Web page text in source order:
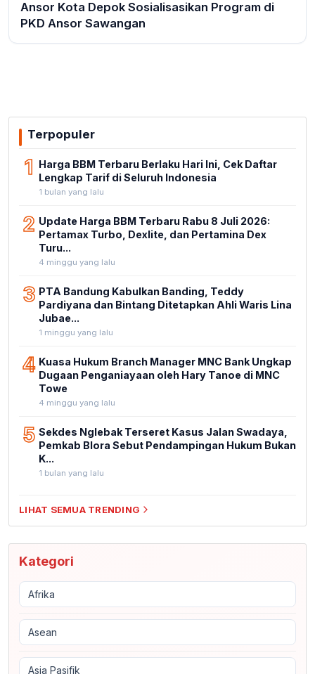
Ansor Kota Depok Sosialisasikan Program di
PKD Ansor Sawangan
Terpopuler
1 Harga BBM Terbaru Berlaku Hari Ini, Cek Daftar
Lengkap Tarif di Seluruh Indonesia
1 bulan yang lalu
2 Update Harga BBM Terbaru Rabu 8 Juli 2026:
Pertamax Turbo, Dexlite, dan Pertamina Dex
Turu...
4 minggu yang lalu
3 PTA Bandung Kabulkan Banding, Teddy
Pardiyana dan Bintang Ditetapkan Ahli Waris Lina
Jubae...
1 minggu yang lalu
4 Kuasa Hukum Branch Manager MNC Bank Ungkap
Dugaan Penganiayaan oleh Hary Tanoe di MNC
Towe
4 minggu yang lalu
5 Sekdes Nglebak Terseret Kasus Jalan Swadaya,
Pemkab Blora Sebut Pendampingan Hukum Bukan
K...
1 bulan yang lalu
LIHAT SEMUA TRENDING
Kategori
Afrika
Asean
Asia Pasifik